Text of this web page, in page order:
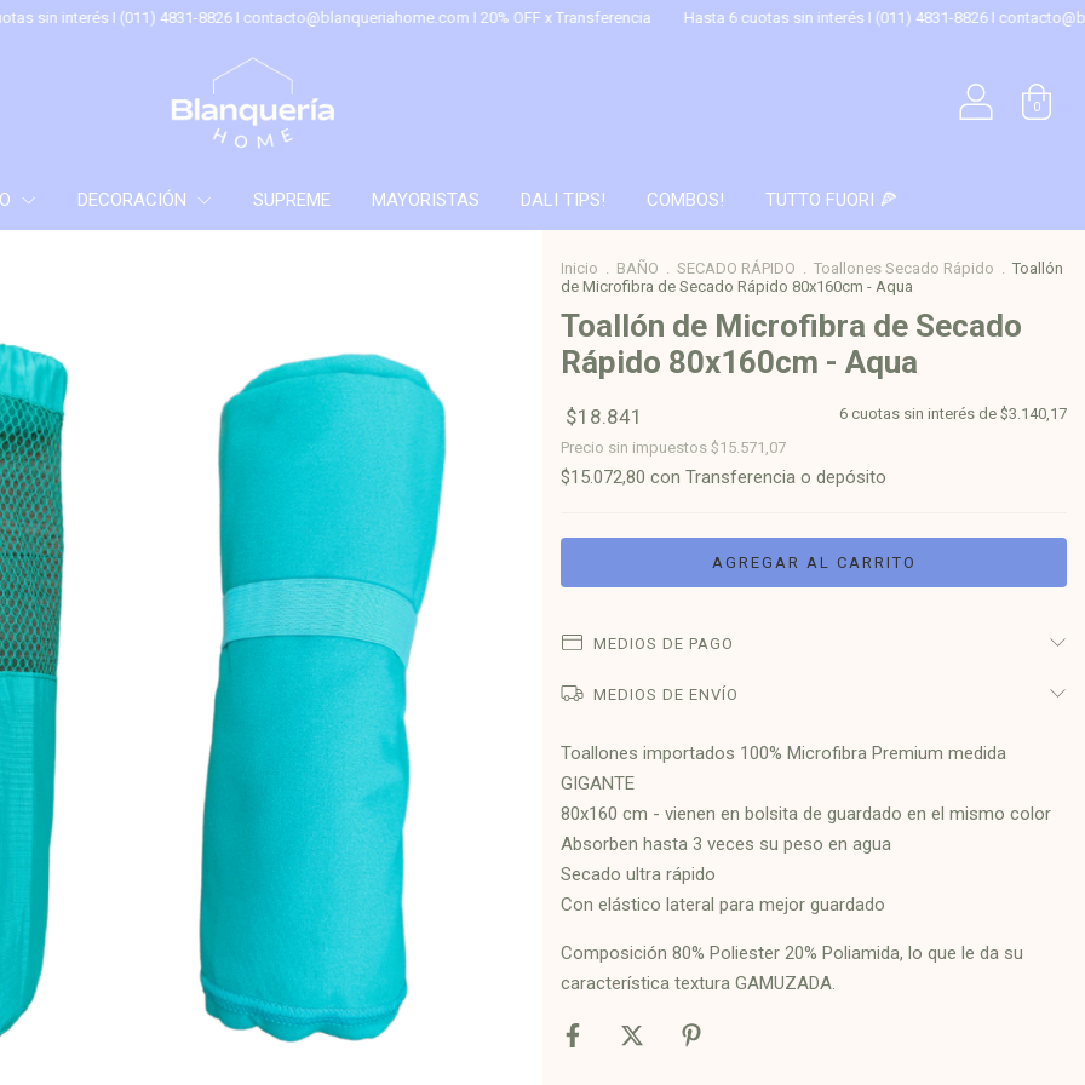
I (011) 4831-8826 Icontacto@blanqueriahome.comI 20% OFF x Transferencia Hasta 6 cuotas sin interés I (011) 4831-8826 I
0
DECORACIÓN SUPREME MAYORISTAS DALI TIPS! COMBOS! TUTTO FUORI 🍕
Inicio . BAÑO . SECADO RÁPIDO . Toallones Secado Rápido . Toallón
de Microfibra de Secado Rápido 80x160cm - Aqua
Toallón de Microfibra de Secado
Rápido 80x160cm - Aqua
$18.841 6 cuotas sin interés de $3.140,17
Precio sin impuestos $15.571,07
$15.072,80 con Transferencia o depósito
MEDIOS DE PAGO
MEDIOS DE ENVÍO
Toallones importados 100% Microfibra Premium medida
GIGANTE
80x160 cm - vienen en bolsita de guardado en el mismo color
Absorben hasta 3 veces su peso en agua
Secado ultra rápido
Con elástico lateral para mejor guardado
Composición 80% Poliester 20% Poliamida, lo que le da su
característica textura GAMUZADA.